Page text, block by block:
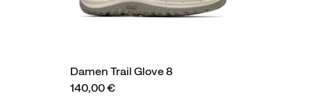
Damen Trail Glove 8
140,00 €